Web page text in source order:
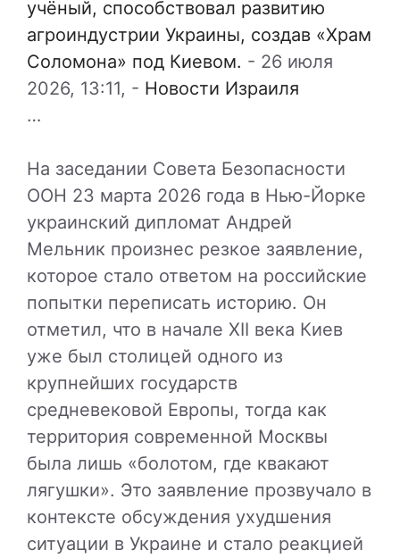
учёный, способствовал развитию
агроиндустрии Украины, создав «Храм
Соломона» под Киевом. - 26 июля
2026, 13:11, - Новости Израиля
…
На заседании Совета Безопасности
ООН 23 марта 2026 года в Нью-Йорке
украинский дипломат Андрей
Мельник произнес резкое заявление,
которое стало ответом на российские
попытки переписать историю. Он
отметил, что в начале XII века Киев
уже был столицей одного из
крупнейших государств
средневековой Европы, тогда как
территория современной Москвы
была лишь «болотом, где квакают
лягушки». Это заявление прозвучало в
контексте обсуждения ухудшения
ситуации в Украине и стало реакцией